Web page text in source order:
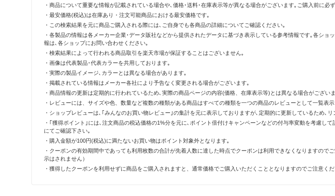
・商品について重要な情報が記載されている場合や､価格･送料･在庫表示等が異なる場合がございます｡ご購入前に必
・最安価格(税込)は在庫あり・注文可能商品における最安価格です｡
・この検索結果を元に商品ご購入される際には､ご自身でも各商品の詳細についてご確認ください｡
・各製品の情報は各メーカー企業･データ販社などから提供されたデータに基づき表示している参考情報です｡各シ
報は､各ショップにお問い合わせください｡
・検索結果によって行われる商品取引を楽天市場が保証することはございません｡
・画像は代表製品･代表カラーを共用しております｡
・実際の製品イメージ､カラーとは異なる場合があります｡
・掲載されている情報はメーカー各社により予告なく変更される場合がございます｡
・商品情報の更新は定期的に行われているため､実際の商品ページの内容(価格、在庫表示等)とは異なる場合がござい
・レビューには、サイズや色、数量など複数の種類がある商品はすべての種類を一つの商品のレビューとして一覧表
・ショップレビューは､｢みんなのお買い物レビュー｣の集計を元に表示しておりますが､定期的に更新しているため､
・｢獲得ポイント｣には､注文商品の税込価格の1%分を元に､ポイント倍付けキャンペーンなどの付与率変動を考慮
にてご確認下さい｡
・購入金額が100円(税込)に満たないお買い物はポイント対象外となります｡
・クーポンの有効期間中であっても利用枚数の合計が先着人数に達した時点でクーポンは利用できなくなりますの
示はされません）
・獲得したクーポンを利用せずに商品をご購入されますと、通常価格でご購入いただくこととなりますのでご注意くだ